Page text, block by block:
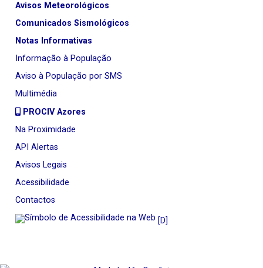
Avisos Meteorológicos
Comunicados Sismológicos
Notas Informativas
Informação à População
Aviso à População por SMS
Multimédia
PROCIV Azores
Na Proximidade
API Alertas
Avisos Legais
Acessibilidade
Contactos
[D]